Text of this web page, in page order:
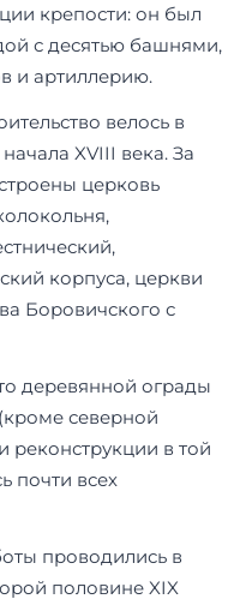
крепости: он был
с десятью башнями,
и артиллерию.
велось в
XVIII века. За
церковь
корпуса, церкви
Боровичского с
деревянной ограды
северной
реконструкции в той
почти всех
проводились в
половине XIX